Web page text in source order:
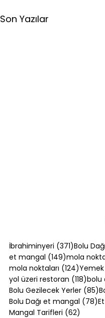
Son Yazılar
İbrahiminyeri (371)371 yazı
Bolu Dağı
et mangal (149)149 yazı
mola
mola noktaları (124)124 yazı
yol üzeri restoran (118)118
bolu
Bolu Gezilecek Yerler (85)
Bolu Dağı et mangal (78)
Mangal Tarifleri (62)